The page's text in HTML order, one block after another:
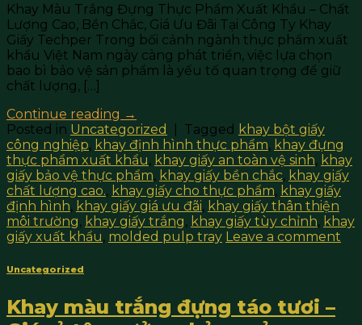
Khay Màu Trắng Đựng Thực Phẩm Xuất Khẩu – Chất
Lượng Cao, Bền Chắc, Giá Ưu Đãi Tại Công Ty Khay
Giấy Techper Trong bối cảnh ngành thực phẩm xuất
khẩu Việt Nam ngày càng phát triển, việc lựa chọn
bao bì bảo vệ sản phẩm là yếu tố quan trọng để giữ
chất lượng, […]
Continue reading →
Posted in Uncategorized Tagged khay bột giấy
công nghiệp, khay định hình thực phẩm, khay đựng
thực phẩm xuất khẩu, khay giấy an toàn vệ sinh, khay
giấy bảo vệ thực phẩm, khay giấy bền chắc, khay giấy
chất lượng cao., khay giấy cho thực phẩm, khay giấy
định hình, khay giấy giá ưu đãi, khay giấy thân thiện
môi trường, khay giấy trắng, khay giấy tùy chỉnh, khay
giấy xuất khẩu, molded pulp tray Leave a comment
Uncategorized
Khay màu trắng đựng táo tươi –